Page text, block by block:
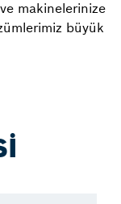
makinelerinize
büyük